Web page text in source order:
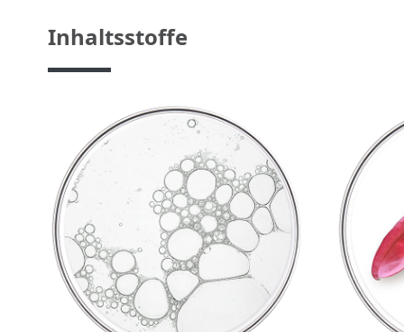
Inhaltsstoffe